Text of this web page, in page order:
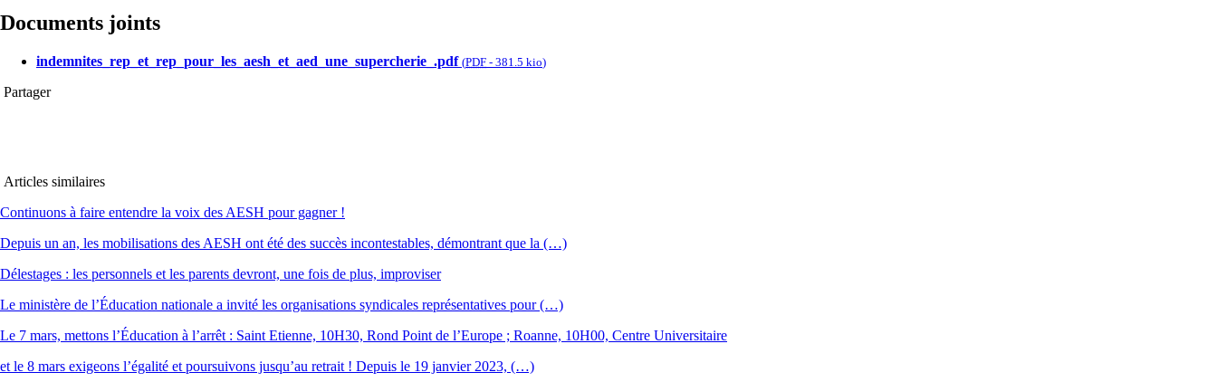
Documents joints
indemnites_rep_et_rep_pour_les_aesh_et_aed_une_supercherie_.pdf (PDF - 381.5 kio)
Partager
Articles similaires
Continuons à faire entendre la voix des AESH pour gagner !
Depuis un an, les mobilisations des AESH ont été des succès incontestables, démontrant que la (…)
Délestages : les personnels et les parents devront, une fois de plus, improviser
Le ministère de l’Éducation nationale a invité les organisations syndicales représentatives pour (…)
Le 7 mars, mettons l’Éducation à l’arrêt : Saint Etienne, 10H30, Rond Point de l’Europe ; Roanne, 10H00, Centre Universitaire
et le 8 mars exigeons l’égalité et poursuivons jusqu’au retrait ! Depuis le 19 janvier 2023, (…)